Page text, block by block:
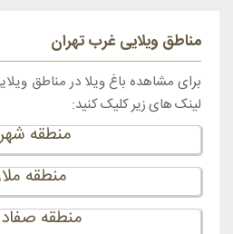
مناطق ویلایی غرب تهران
برای مشاهده باغ ویلا در مناطق
لینک های زیر کلیک کنید:
منطقه
منطقه
منطقه